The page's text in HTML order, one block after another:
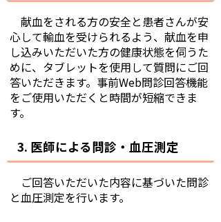
献血をされる方の安全と患者さんが安
心して輸血を受けられるよう、献血を申
し込みいただいた方の健康状態を伺うた
めに、タブレットを使用して質問にご回
答いただきます。事前Web問診回答機能
をご使用いただくと時間が短縮できま
す。
3. 医師による問診・血圧測定
ご回答いただいた内容に基づいた問診
と血圧測定を行います。